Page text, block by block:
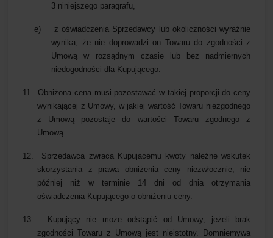
3 niniejszego paragrafu,
e)
z oświadczenia Sprzedawcy lub okoliczności wyraźnie
wynika, że nie doprowadzi on Towaru do zgodności z
Umową w rozsądnym czasie lub bez nadmiernych
niedogodności dla Kupującego.
11.
Obniżona cena musi pozostawać w takiej proporcji do ceny
wynikającej z Umowy, w jakiej wartość Towaru niezgodnego
z Umową pozostaje do wartości Towaru zgodnego z
Umową.
12.
Sprzedawca zwraca Kupującemu kwoty należne wskutek
skorzystania z prawa obniżenia ceny niezwłocznie, nie
później niż w terminie 14 dni od dnia otrzymania
oświadczenia Kupującego o obniżeniu ceny.
13.
Kupujący nie może odstąpić od Umowy, jeżeli brak
zgodności Towaru z Umową jest nieistotny. Domniemywa